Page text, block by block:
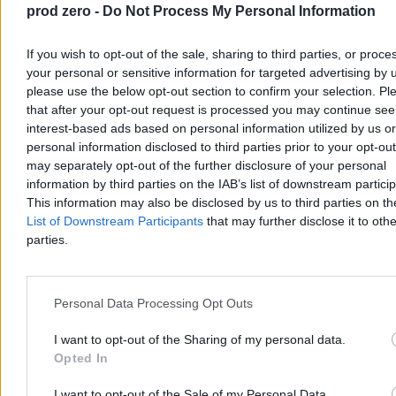
prod zero - Do Not Process My Personal Information
If you wish to opt-out of the sale, sharing to third parties, or
your personal or sensitive information for targeted advertising by
please use the below opt-out section to confirm your selection.
that after your opt-out request is processed you may continue
interest-based ads based on personal information utilized by us or
personal information disclosed to third parties prior to your opt-
may separately opt-out of the further disclosure of your personal
information by third parties on the IAB’s list of downstream
This information may also be disclosed by us to third parties on
List of Downstream Participants that may further disclose it to
parties.
Personal Data Processing Opt Outs
I want to opt-out of the Sharing of my personal data.
Opted In
Niewiadoma-Phinney wygrywa etap na Mont
Ventoux. Polka liderką Tour de France
Katarzyna Niewiadoma-Phinney (Canyon-SRAM) wygrała 7. etap
Tour de France Kobiet, kończący się na szczycie Mont Ventoux, i
etapowe zwycięstwo od 2019 r. Ósma na etapie była Dominika
Tomasz Pałasz